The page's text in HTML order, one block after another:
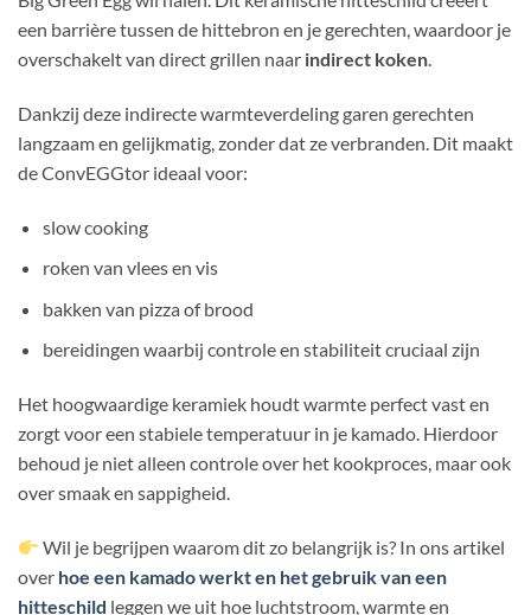
een barrière tussen de hittebron en je gerechten, waardoor je
overschakelt van direct grillen naar indirect koken.
Dankzij deze indirecte warmteverdeling garen gerechten
langzaam en gelijkmatig, zonder dat ze verbranden. Dit maakt
de ConvEGGtor ideaal voor:
slow cooking
roken van vlees en vis
bakken van pizza of brood
bereidingen waarbij controle en stabiliteit cruciaal zijn
Het hoogwaardige keramiek houdt warmte perfect vast en
zorgt voor een stabiele temperatuur in je kamado. Hierdoor
behoud je niet alleen controle over het kookproces, maar ook
over smaak en sappigheid.
Wil je begrijpen waarom dit zo belangrijk is? In ons artikel
over hoe een kamado werkt en het gebruik van een
hitteschild leggen we uit hoe luchtstroom, warmte en